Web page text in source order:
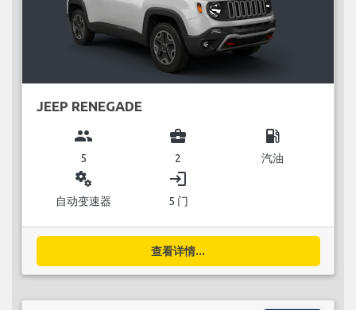
JEEP RENEGADE
group
5
business_center
2
local_gas_station
汽油
miscellaneous_services
自动变速器
login
5 门
查看详情...